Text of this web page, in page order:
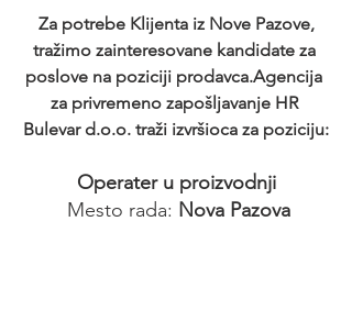
tražimo zainteresovane kandidate za
poslove na poziciji prodavca.Agencija
za privremeno zapošljavanje HR
Bulevar d.o.o. traži izvršioca za poziciju:
Operater u proizvodnji
Mesto rada: Nova Pazova